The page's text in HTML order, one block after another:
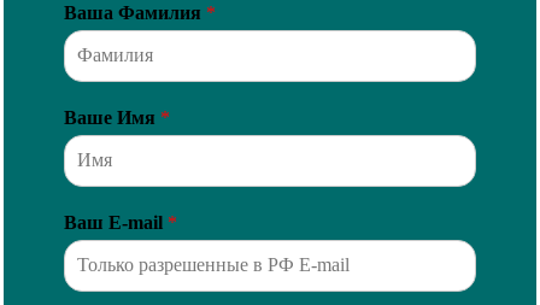
Ваша Фамилия *
Ваше Имя *
Ваш E-mail *